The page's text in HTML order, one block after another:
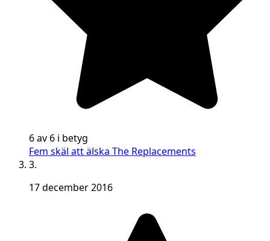
6 av 6 i betyg
Fem skäl att älska The Replacements
3.
17 december 2016